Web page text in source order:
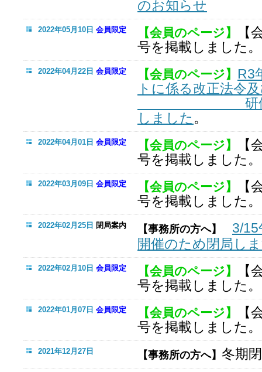
のお知らせ
2022年05月10日 会員限定 【会員のページ】
【
号を掲載しました。
2022年04月22日 会員限定 【会員のページ】 R3
トに係る改正法令
研修会」
しました 。
2022年04月01日 会員限定 【会員のページ】
【
号を掲載しました。
2022年03月09日 会員限定 【会員のページ】
【
号を掲載しました。
2022年02月25日 閉局案内 【事務所の方へ】 3/
開催のため閉局し
2022年02月10日 会員限定 【会員のページ】
【
号を掲載しました。
2022年01月07日 会員限定 【会員のページ】
【
号を掲載しました。
2021年12月27日 【事務所の方へ】 冬期